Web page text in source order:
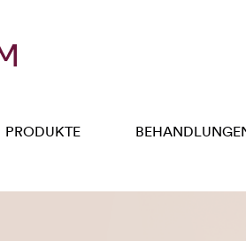
PRODUKTE